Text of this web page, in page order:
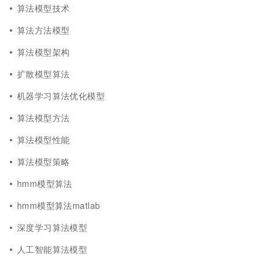
算法模型技术
算法方法模型
算法模型架构
扩散模型算法
机器学习算法优化模型
算法模型方法
算法模型性能
算法模型策略
hmm模型算法
hmm模型算法matlab
深度学习算法模型
人工智能算法模型